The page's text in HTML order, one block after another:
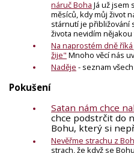
náruč Boha Já už
měsíců, kdy můj život
stárnutí je přibližování
života nevidím
Na naprostém dně říká
žije" Mnoho věcí nás
Naděje - seznam
Pokušení
Satan nám chce
chce podstrčit do
Bohu, který si
Nevěřme strachu z
strach, že když se